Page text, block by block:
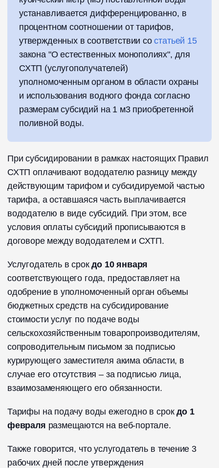
устанавливается дифференцированно, в
процентном соотношении от тарифов,
утвержденных в соответствии состатьей 15
закона "О естественных монополиях", для
СХТП (услугополучателей)
уполномоченным органом в области охраны
и использования водного фонда согласно
размерам субсидий на 1 м3 приобретенной
поливной воды.
При субсидировании в рамках настоящих Правил
СХТП оплачивают вододателю разницу между
действующим тарифом и субсидируемой частью
тарифа, а оставшаяся часть выплачивается
вододателю в виде субсидий. При этом, все
условия оплаты субсидий прописываются в
договоре между вододателем и СХТП.
Услугодатель в срокдо 10 января
соответствующего года, предоставляет на
одобрение в уполномоченный орган объемы
бюджетных средств на субсидирование
стоимости услуг по подаче воды
сельскохозяйственным товаропроизводителям,
сопроводительным письмом за подписью
курирующего заместителя акима области, в
случае его отсутствия – за подписью лица,
взаимозаменяющего его обязанности.
Тарифы на подачу воды ежегодно в срокдо 1
февраля размещаются на веб-портале.
Также говорится, что услугодатель в течение 3
рабочих дней после утверждения